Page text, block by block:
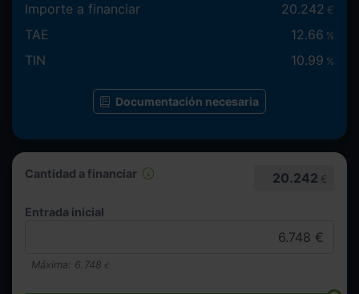
Cantidad a financiar 20.242 €
Entrada inicial
Máxima: 6.748 €
Importe a financiar 20.242 €
TAE 12.66 %
TIN 10.99 %
Documentación necesaria